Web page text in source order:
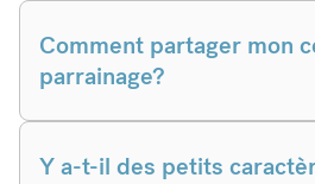
Comment partager mon
parrainage?
Y a-t-il des petits